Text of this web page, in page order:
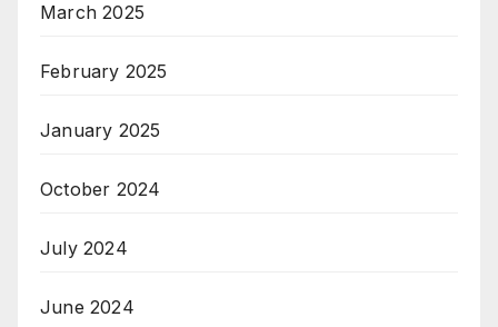
March 2025
February 2025
January 2025
October 2024
July 2024
June 2024